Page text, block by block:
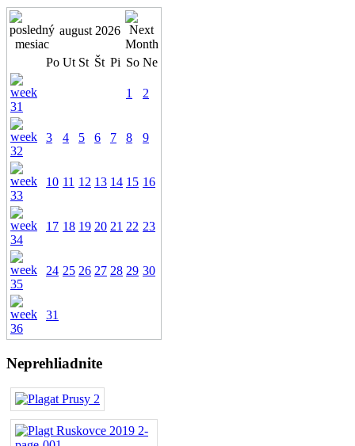
august 2026
Po Ut St Št Pi So Ne
1 2
3 4 5 6 7 8 9
10 11 12 13 14 15 16
17 18 19 20 21 22 23
24 25 26 27 28 29 30
31
Neprehliadnite